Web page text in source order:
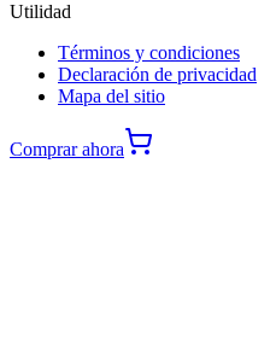
Utilidad
Términos y condiciones
Declaración de privacidad
Mapa del sitio
Comprar ahora